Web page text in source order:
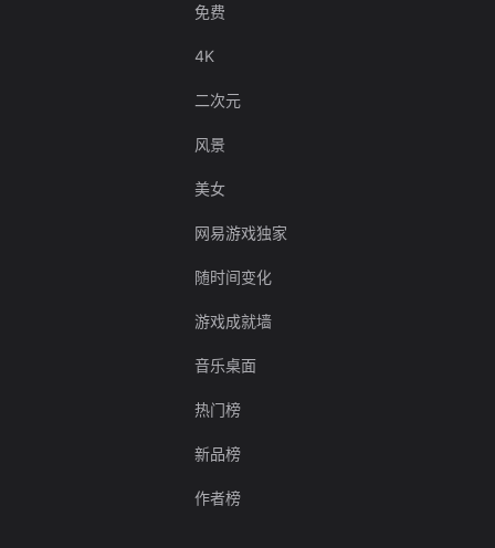
免费
4K
二次元
风景
美女
网易游戏独家
随时间变化
游戏成就墙
音乐桌面
热门榜
新品榜
作者榜